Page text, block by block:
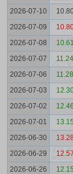
2026-07-10
2026-07-09
2026-07-08
10.61
2026-07-07
11.24
2026-07-06
11.28
2026-07-03
2026-07-02
12.46
2026-07-01
13.15
2026-06-30
13.28
2026-06-29
12.57
2026-06-26
12.15